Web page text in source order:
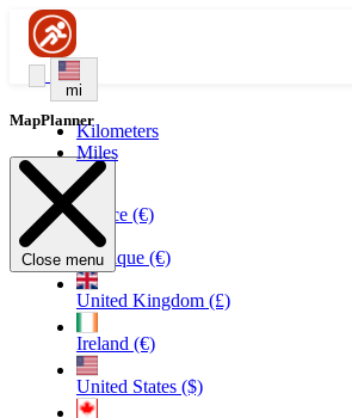
mi
Kilometers
Miles
France (€)
Belgique (€)
United Kingdom (£)
Ireland (€)
United States ($)
MapPlanner
Close menu